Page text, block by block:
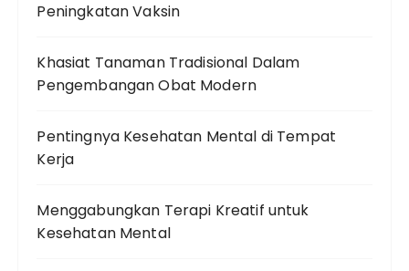
Peningkatan Vaksin
Khasiat Tanaman Tradisional Dalam
Pengembangan Obat Modern
Pentingnya Kesehatan Mental di Tempat
Kerja
Menggabungkan Terapi Kreatif untuk
Kesehatan Mental